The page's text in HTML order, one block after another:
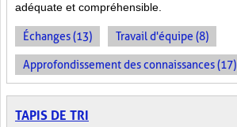
adéquate et compréhensible.
Échanges (13) Travail d'équipe (8)
Approfondissement des connaissances (17)
TAPIS DE TRI